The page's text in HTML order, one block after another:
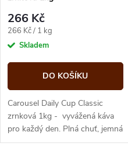
r
o
d
u
k
p
r
o
d
u
266 Kč
Měrná
cena:
266 Kč / 1 kg
Skladem
DO KOŠÍKU
Carousel Daily Cup Classic
zrnková 1kg - vyvážená káva
pro každý den. Plná chuť, jemná
hořkost a příjemné aroma